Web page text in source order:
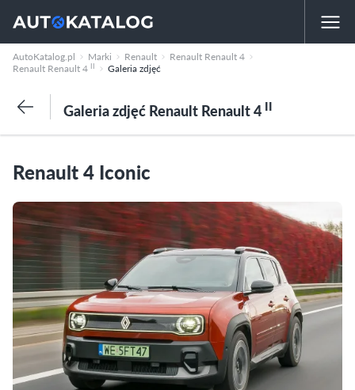
AutoKatalog.pl Marki Renault
Renault Renault 4
Renault Renault 4 II Galeria zdjęć
Galeria zdjęć Renault Renault 4 II
Renault 4 Iconic